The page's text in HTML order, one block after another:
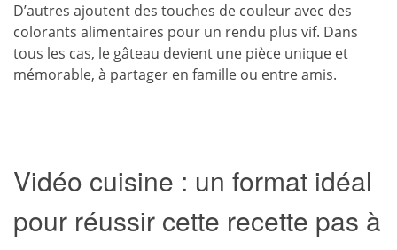
D’autres ajoutent des touches de couleur avec des
colorants alimentaires pour un rendu plus vif. Dans
tous les cas, le gâteau devient une pièce unique et
mémorable, à partager en famille ou entre amis.
Vidéo cuisine : un format idéal
pour réussir cette recette pas à